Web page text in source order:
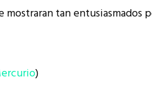
tan entusiasmados
)